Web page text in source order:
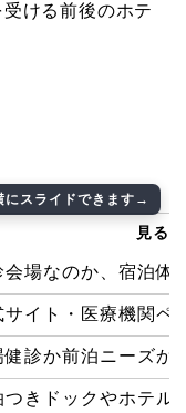
ける前後のホテ
見る
会場なのか、宿泊体
サイト・医療機関ペ
健診か前泊ニーズか
つきドックやホテル